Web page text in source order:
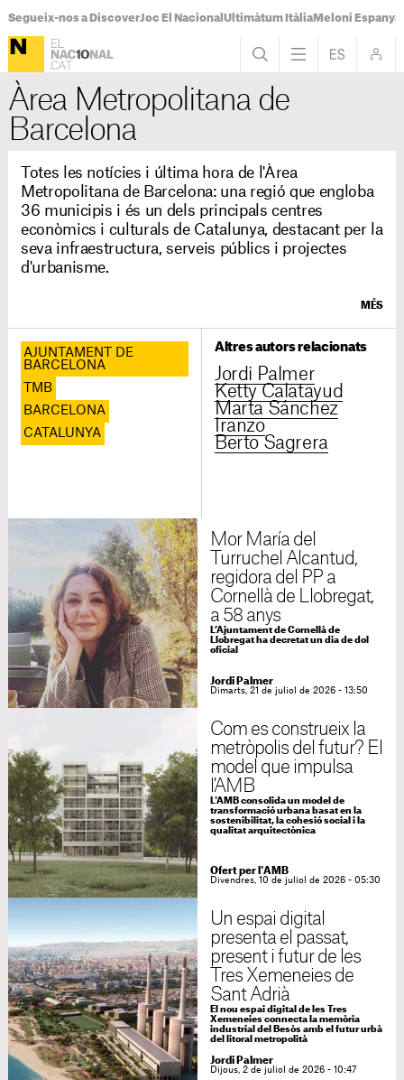
Segueix-nos a DiscoverJoc El Nacional Ultimàtum ItàliaMeloni Espanya
Àrea Metropolitana de
Barcelona
Totes les notícies i última hora de l'Àrea
Metropolitana de Barcelona: una regió que engloba
36 municipis i és un dels principals centres
econòmics i culturals de Catalunya, destacant per la
seva infraestructura, serveis públics i projectes
d'urbanisme.
MÉS
AJUNTAMENT DE
BARCELONA
TMB
BARCELONA
CATALUNYA
Altres autors relacionats
Jordi Palmer
Ketty Calatayud
Marta Sánchez
Iranzo
Berto Sagrera
Mor María del
Turruchel Alcantud,
regidora del PP a
Cornellà de Llobregat,
a 58 anys
L’Ajuntament de Cornellà de
Llobregat ha decretat un dia de dol
oficial
Jordi Palmer
Dimarts, 21 de juliol de 2026 - 13:50
Com es construeix la
metròpolis del futur? El
model que impulsa
l'AMB
L'AMB consolida un model de
transformació urbana basat en la
sostenibilitat, la cohesió social i la
qualitat arquitectònica
Ofert per l'AMB
Divendres, 10 de juliol de 2026 - 05:30
Un espai digital
presenta el passat,
present i futur de les
Tres Xemeneies de
Sant Adrià
El nou espai digital de les Tres
Xemeneies connecta la memòria
industrial del Besòs amb el futur urbà
del litoral metropolità
Jordi Palmer
Dijous, 2 de juliol de 2026 - 10:47